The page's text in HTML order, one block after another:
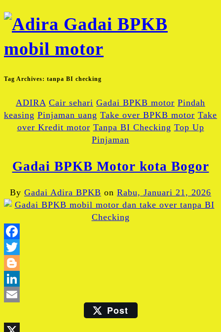
Tag Archives: tanpa BI checking
ADIRA Cair sehari Gadai BPKB motor Pindah
keasing Pinjaman uang Take over BPKB motor Take
over Kredit motor Tanpa BI Checking Top Up
Pinjaman
Gadai BPKB Motor kota Bogor
By Gadai Adira BPKB on Rabu, Januari 21, 2026
Email Post